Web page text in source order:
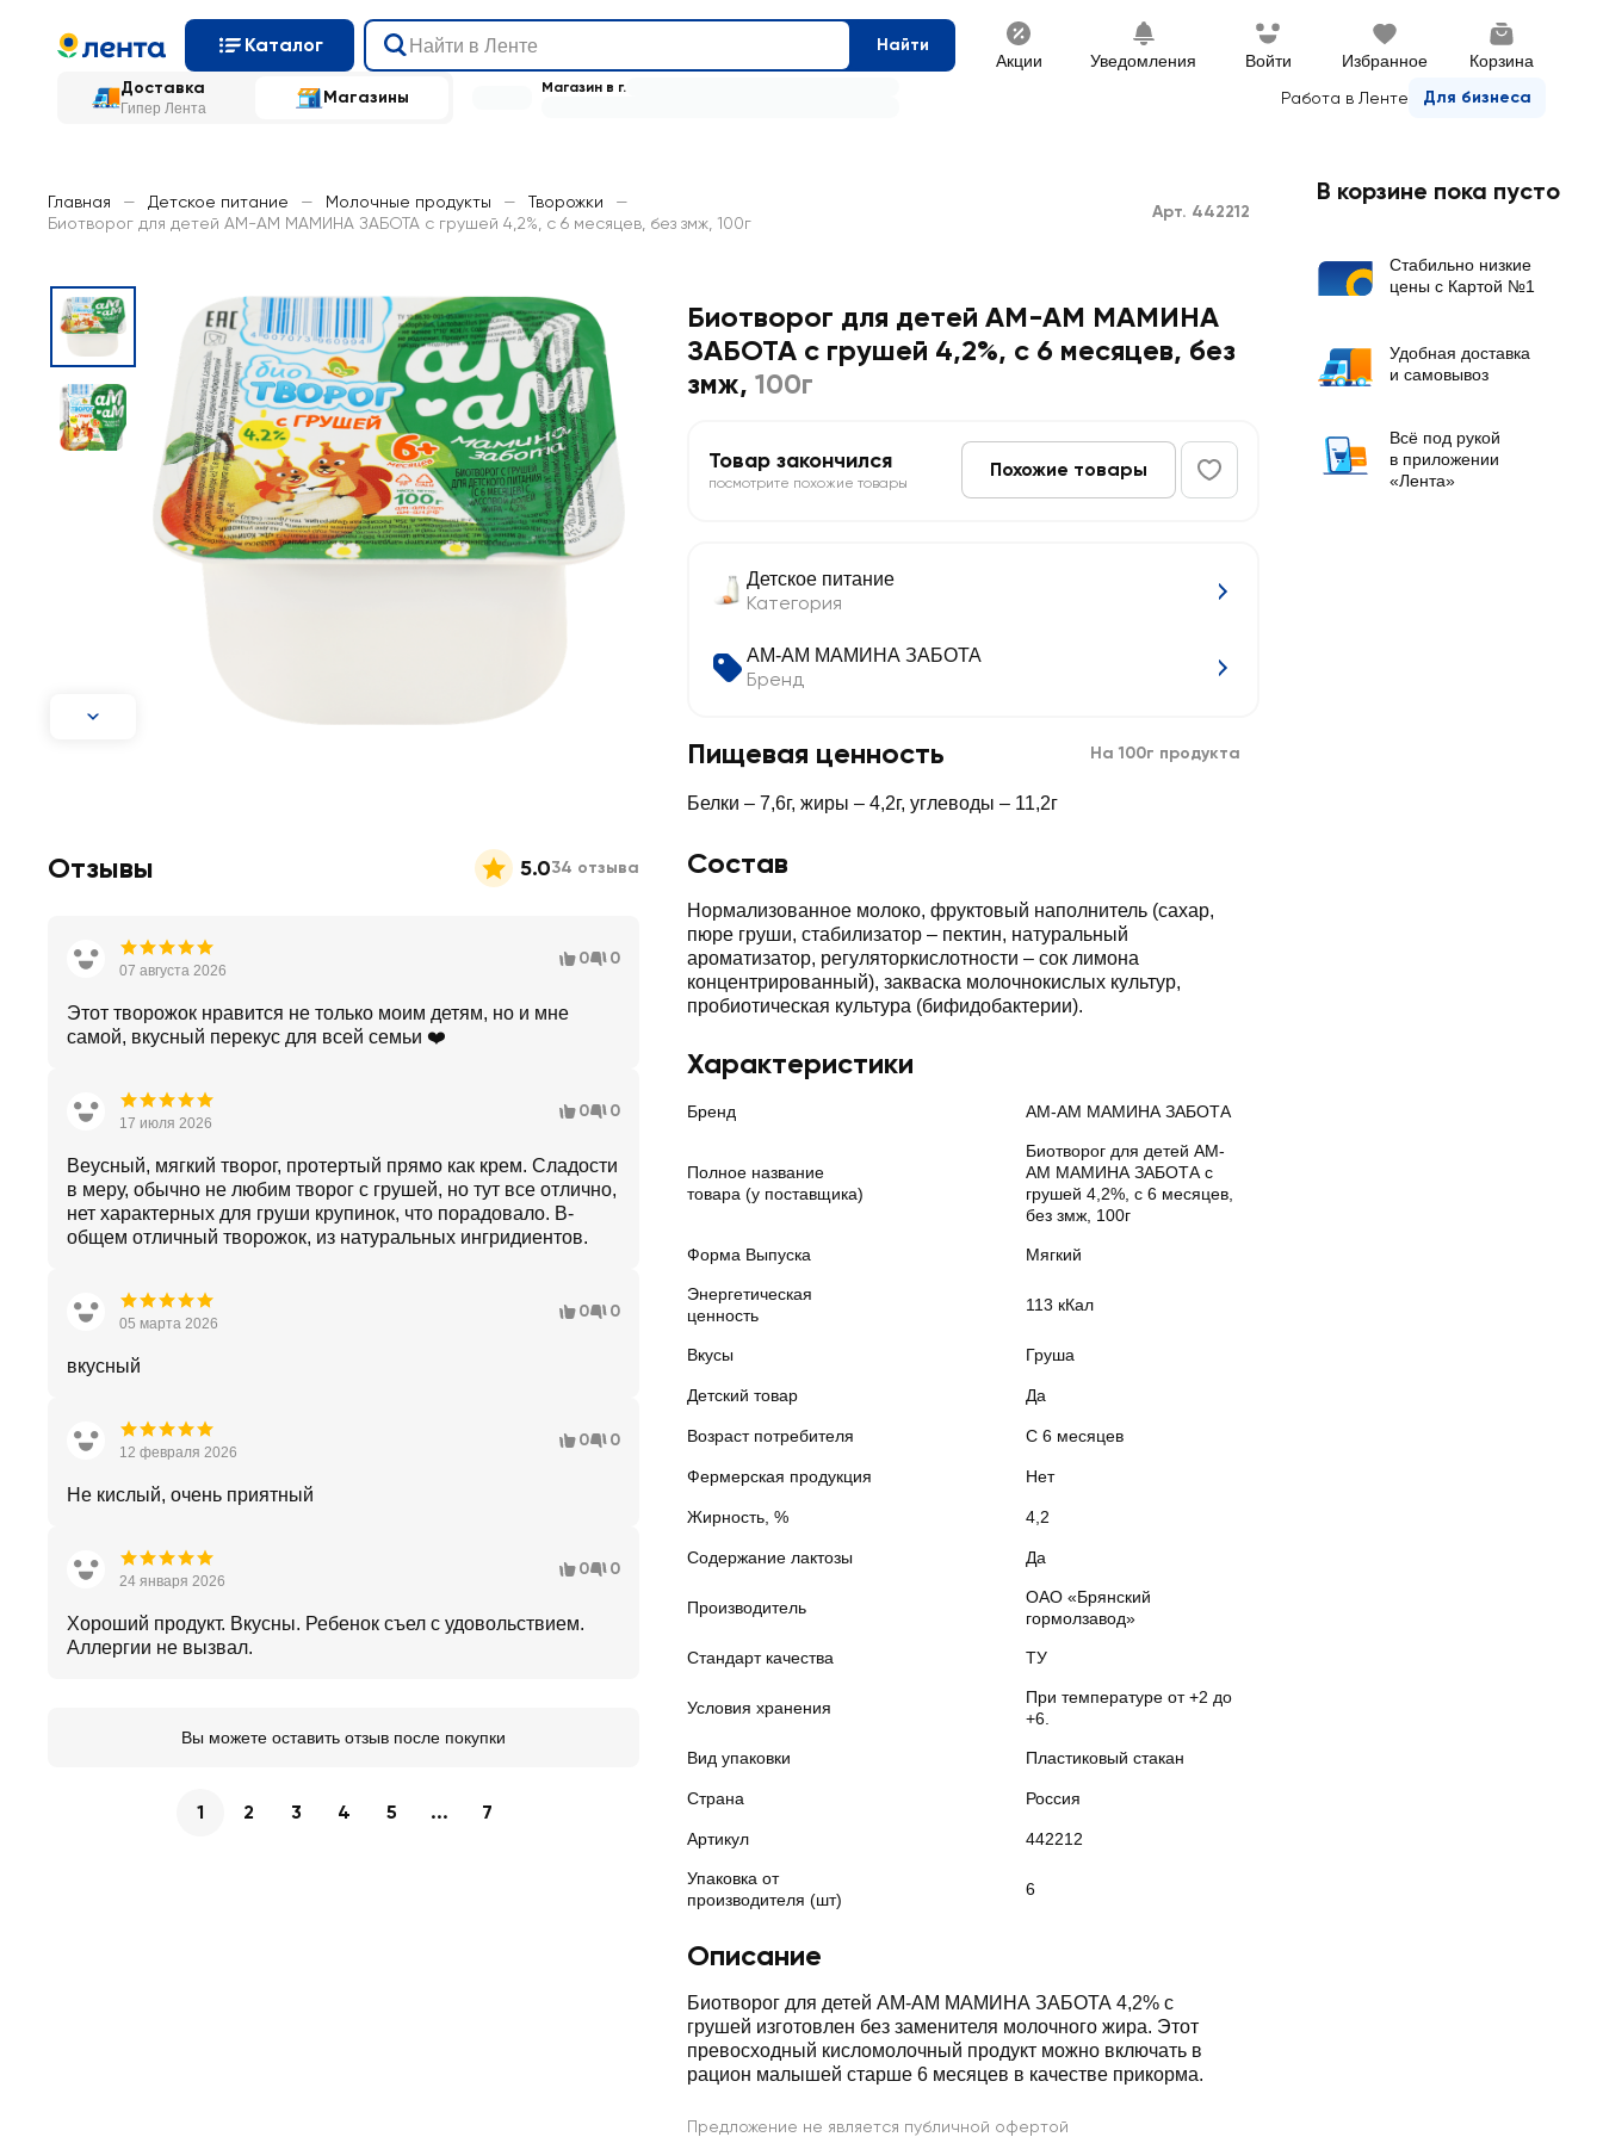
Каталог Найти
Акции Уведомления Войти Избранное Корзина
Доставка
Гипер Лента
Магазины Работа в Ленте Для бизнеса
Магазин в г.
Главная — Детское питание — Молочные продукты — Творожки
—
Биотворог для детей АМ-АМ МАМИНА ЗАБОТА с грушей 4,2%, с 6 месяцев, без змж, 100г
Арт. 442212
Биотворог для детей АМ-АМ МАМИНА
ЗАБОТА с грушей 4,2%, с 6 месяцев, без
змж, 100г
Товар закончился
посмотрите похожие товары
Похожие товары
Детское питание
Категория
АМ-АМ МАМИНА ЗАБОТА
Бренд
Пищевая ценность На 100г продукта
Белки – 7,6г, жиры – 4,2г, углеводы – 11,2г
Состав
Нормализованное молоко, фруктовый наполнитель (сахар,
пюре груши, стабилизатор – пектин, натуральный
ароматизатор, регуляторкислотности – сок лимона
концентрированный), закваска молочнокислых культур,
пробиотическая культура (бифидобактерии).
Характеристики
Бренд АМ-АМ МАМИНА ЗАБОТА
Полное название
товара (у поставщика)
Биотворог для детей АМ-
АМ МАМИНА ЗАБОТА с
грушей 4,2%, с 6 месяцев,
без змж, 100г
Форма Выпуска Мягкий
Энергетическая
ценность
113 кКал
Вкусы Груша
Детский товар Да
Возраст потребителя С 6 месяцев
Фермерская продукция Нет
Жирность, % 4,2
Содержание лактозы Да
Производитель
ОАО «Брянский
гормолзавод»
Стандарт качества ТУ
Условия хранения
При температуре от +2 до
+6.
Вид упаковки Пластиковый стакан
Страна Россия
Артикул 442212
Упаковка от
производителя (шт)
6
Описание
Биотворог для детей АМ-АМ МАМИНА ЗАБОТА 4,2% с
грушей изготовлен без заменителя молочного жира. Этот
превосходный кисломолочный продукт можно включать в
рацион малышей старше 6 месяцев в качестве прикорма.
Предложение не является публичной офертой
Отзывы 5.034 отзыва
07 августа 2026
0 0
Этот творожок нравится не только моим детям, но и мне
самой, вкусный перекус для всей семьи ❤️
17 июля 2026
0 0
Веусный, мягкий творог, протертый прямо как крем. Сладости
в меру, обычно не любим творог с грушей, но тут все отлично,
нет характерных для груши крупинок, что порадовало. В-
общем отличный творожок, из натуральных ингридиентов.
05 марта 2026
0 0
вкусный
12 февраля 2026
0 0
Не кислый, очень приятный
24 января 2026
0 0
Хороший продукт. Вкусны. Ребенок съел с удовольствием.
Аллергии не вызвал.
Вы можете оставить отзыв после покупки
1 2 3 4 5 ... 7
В корзине пока пусто
Стабильно низкие
цены с Картой №1
Удобная доставка
и самовывоз
Всё под рукой
в приложении
«Лента»